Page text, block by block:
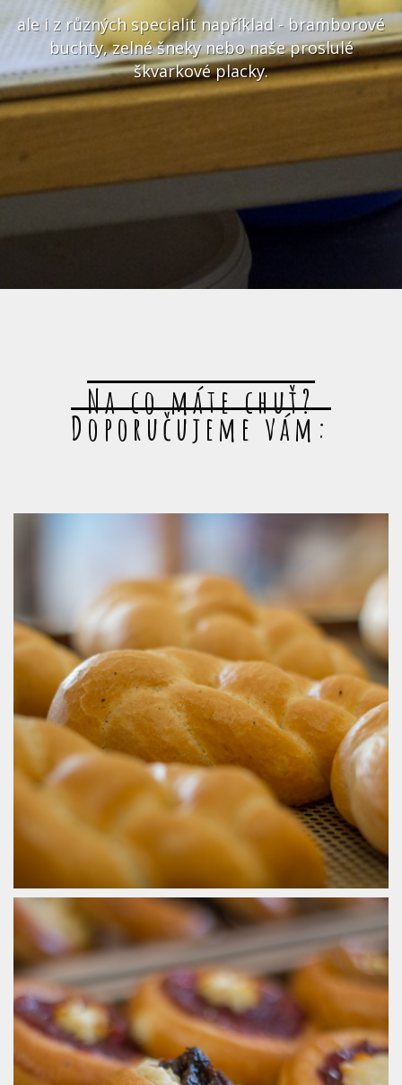
ale i z různých specialit například - bramborové
buchty, zelné šneky nebo naše proslulé
škvarkové placky.
Na co máte chuť?
Doporučujeme vám: